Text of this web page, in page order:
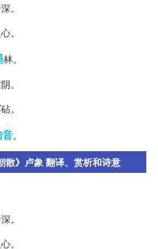
。
。
林。
。
。
。
散》卢象 翻译、赏析和诗意
。
。